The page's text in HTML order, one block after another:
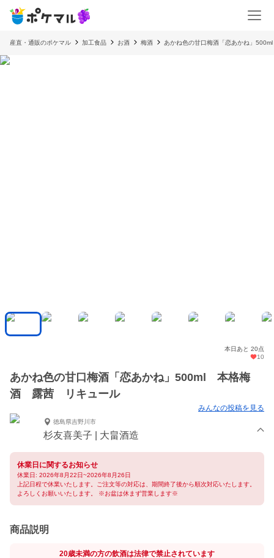
産直・通販のポケマル 加工食品 お酒 梅酒 あかね色の甘口梅酒「恋あかね」
本日あと 20点
10
あかね色の甘口梅酒「恋あかね」500ml 本格梅
酒 露茜 リキュール
みんなの投稿を見る
徳島県吉野川市
杉友喜美子 | 大畠酒造
休業日に関するお知らせ
休業日: 2026年8月22日~2026年8月26日
上記日程で休業いたします。ご注文等の対応は、期間終了後から順次対応いたします。
よろしくお願いいたします。 ※お盆は休まず営業します※
商品説明
20歳未満の方の飲酒は法律で禁止されています